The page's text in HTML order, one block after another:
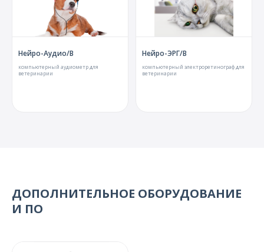
Нейро-Аудио/В
компьютерный аудиометр для
ветеринарии
Нейро-ЭРГ/В
компьютерный электроретинограф для
ветеринарии
ДОПОЛНИТЕЛЬНОЕ ОБОРУДОВАНИЕ
И ПО